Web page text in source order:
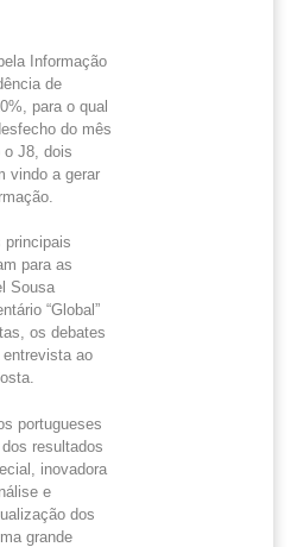
Informação
de
para o qual
do mês
o J8, dois
vindo a gerar
principais
para as
Sousa
“Global”
os debates
ao
portugueses
resultados
inovadora
e
dos
grande